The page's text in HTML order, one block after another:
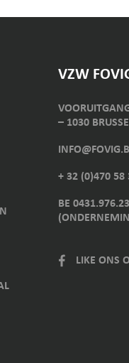
VZW
– 1030
+ 32 (0)470 58
BE
LIKE ONS